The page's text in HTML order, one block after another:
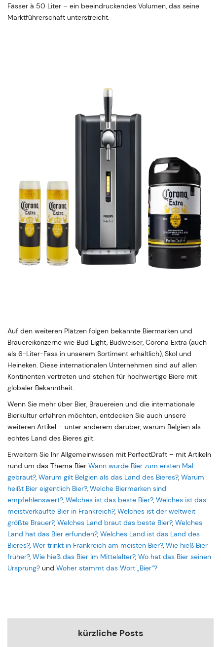
Fässer à 50 Liter – ein beeindruckendes Volumen, das seine
Marktführerschaft unterstreicht.
Auf den weiteren Plätzen folgen bekannte Biermarken und
Brauereikonzerne wie Bud Light, Budweiser, Corona Extra (auch
als 6-Liter-Fass in unserem Sortiment erhältlich), Skol und
Heineken. Diese internationalen Unternehmen sind auf allen
Kontinenten vertreten und stehen für hochwertige Biere mit
globaler Bekanntheit.
Wenn Sie mehr über Bier, Brauereien und die internationale
Bierkultur erfahren möchten, entdecken Sie auch unsere
weiteren Artikel – unter anderem darüber, warum Belgien als
echtes Land des Bieres gilt.
Erweitern Sie Ihr Allgemeinwissen mit PerfectDraft – mit Artikeln
rund um das Thema Bier Wann wurde Bier zum ersten Mal
gebraut?, Warum gilt Belgien als das Land des Bieres?, Warum
heißt Bier eigentlich Bier?, Welche Biermarken sind
empfehlenswert?, Welches ist das beste Bier?, Welches ist das
meistverkaufte Bier in Frankreich?, Welches ist der weltweit
größte Brauer?, Welches Land braut das beste Bier?, Welches
Land hat das Bier erfunden?, Welches Land ist das Land des
Bieres?, Wer trinkt in Frankreich am meisten Bier?, Wie hieß Bier
früher?, Wie hieß das Bier im Mittelalter?, Wo hat das Bier seinen
Ursprung? und Woher stammt das Wort „Bier“?
kürzliche Posts